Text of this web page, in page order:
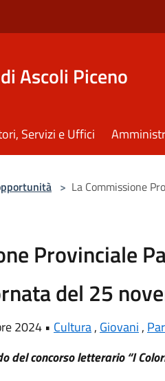
Ascoli Piceno
Servizi e Uffici
> La Commissione
Provinciale
del 25
2024 • Cultura, Giovani ,
del concorso letterario “I